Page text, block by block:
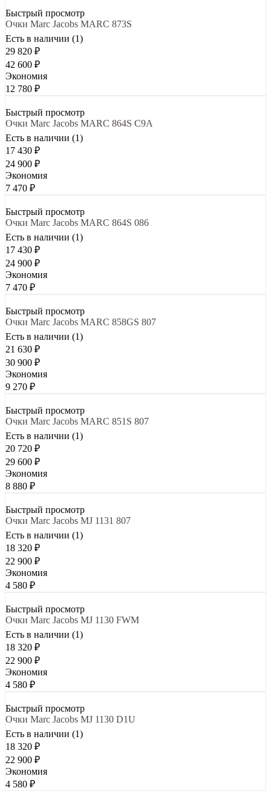
Быстрый просмотр
Очки Marc Jacobs MARC 873S
Есть в наличии (1)
29 820 ₽
42 600 ₽
Экономия
12 780 ₽
Быстрый просмотр
Очки Marc Jacobs MARC 864S C9A
Есть в наличии (1)
17 430 ₽
24 900 ₽
Экономия
7 470 ₽
Быстрый просмотр
Очки Marc Jacobs MARC 864S 086
Есть в наличии (1)
17 430 ₽
24 900 ₽
Экономия
7 470 ₽
Быстрый просмотр
Очки Marc Jacobs MARC 858GS 807
Есть в наличии (1)
21 630 ₽
30 900 ₽
Экономия
9 270 ₽
Быстрый просмотр
Очки Marc Jacobs MARC 851S 807
Есть в наличии (1)
20 720 ₽
29 600 ₽
Экономия
8 880 ₽
Быстрый просмотр
Очки Marc Jacobs MJ 1131 807
Есть в наличии (1)
18 320 ₽
22 900 ₽
Экономия
4 580 ₽
Быстрый просмотр
Очки Marc Jacobs MJ 1130 FWM
Есть в наличии (1)
18 320 ₽
22 900 ₽
Экономия
4 580 ₽
Быстрый просмотр
Очки Marc Jacobs MJ 1130 D1U
Есть в наличии (1)
18 320 ₽
22 900 ₽
Экономия
4 580 ₽